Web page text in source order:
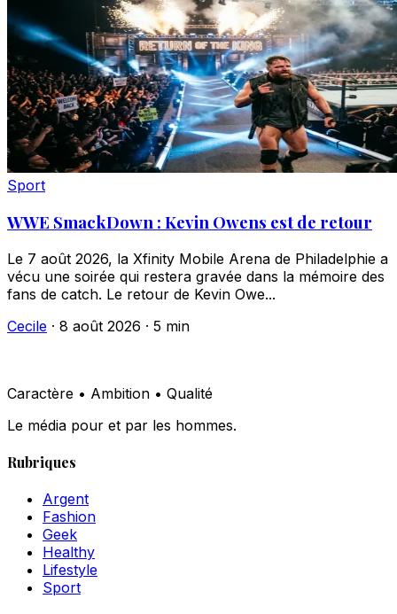
Sport
WWE SmackDown : Kevin Owens est de retour
Le 7 août 2026, la Xfinity Mobile Arena de Philadelphie a
vécu une soirée qui restera gravée dans la mémoire des
fans de catch. Le retour de Kevin Owe...
Cecile · 8 août 2026 · 5 min
Caractère • Ambition • Qualité
Le média pour et par les hommes.
Rubriques
Argent
Fashion
Geek
Healthy
Lifestyle
Sport